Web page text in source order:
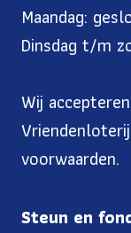
Maandag:
Dinsdag t/m
Wij
voorwaarden.
Steun en